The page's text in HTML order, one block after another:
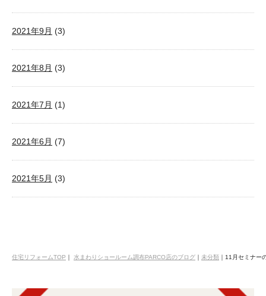
2021年9月 (3)
2021年8月 (3)
2021年7月 (1)
2021年6月 (7)
2021年5月 (3)
住宅リフォームTOP ｜ 水まわりショールーム調布PARCO店のブログ ｜ 未分類 ｜ 11月セミナー